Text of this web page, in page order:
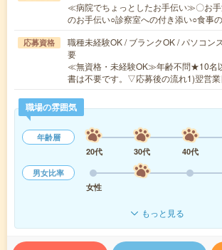
≪病院でちょっとしたお手伝い≫〇お
のお手伝い○診察室への付き添い○食事
応募資格
職種未経験OK / ブランクOK / パソコン
要
≪無資格・未経験OK≫年齢不問★10名
書は不要です。▽応募後の流れ1)翌営
職場の雰囲気
年齢層
20代
30代 40代
男女比率
女性
もっと見る